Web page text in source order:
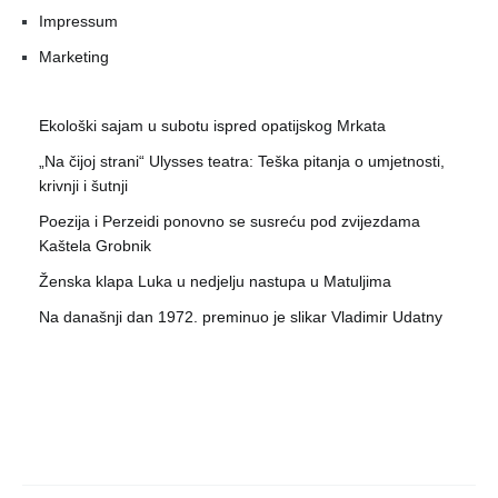
Impressum
Marketing
Ekološki sajam u subotu ispred opatijskog Mrkata
„Na čijoj strani“ Ulysses teatra: Teška pitanja o umjetnosti,
krivnji i šutnji
Poezija i Perzeidi ponovno se susreću pod zvijezdama
Kaštela Grobnik
Ženska klapa Luka u nedjelju nastupa u Matuljima
Na današnji dan 1972. preminuo je slikar Vladimir Udatny